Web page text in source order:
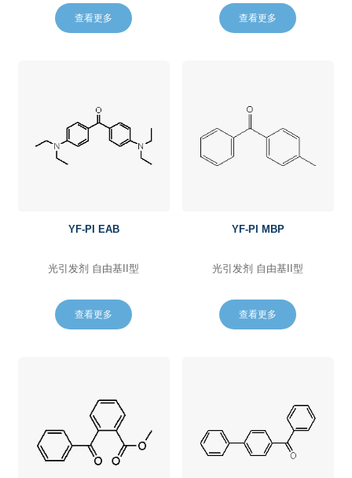
查看更多 查看更多
YF-PI EAB
光引发剂 自由基II型
查看更多
YF-PI MBP
光引发剂 自由基II型
查看更多